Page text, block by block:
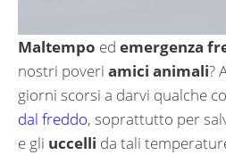
Maltempo ed emergenza
nostri poveri amici animali?
giorni scorsi a darvi qualche
dal freddo, soprattutto per
e gli uccelli da tali